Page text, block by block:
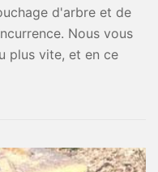
d'arbre et de
Nous vous
plus vite, et en ce